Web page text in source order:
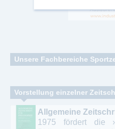
Unsere Fachbereiche
Ballsportarten -
Vorstellung einzelner
Allgemeine
1975 fördert die